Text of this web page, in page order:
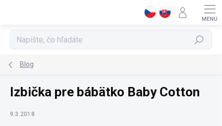
Hľadať
Blog
Izbička pre bábätko Baby Cotton
9.3.2018